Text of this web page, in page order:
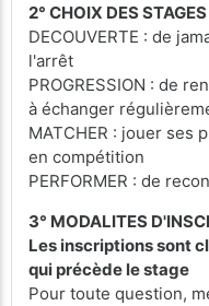
2° CHOIX DES
DECOUVERTE : de
l'arrêt
PROGRESSION : de
à échanger
MATCHER : jouer ses
en compétition
PERFORMER : de
3° MODALITES
Les inscriptions sont
qui précède le stage
Pour toute question,